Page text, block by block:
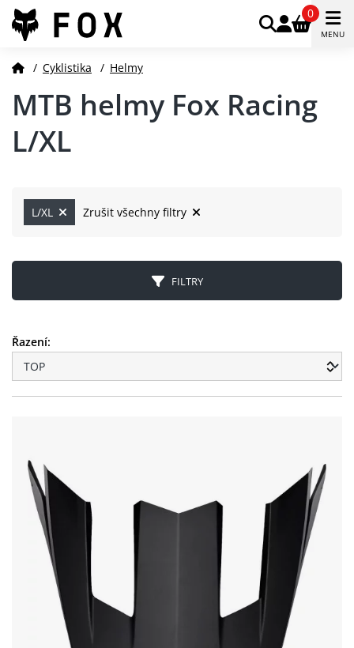
0
MENU
/ Cyklistika / Helmy
MTB helmy Fox Racing
L/XL
L/XL Zrušit všechny filtry
FILTRY
Řazení: